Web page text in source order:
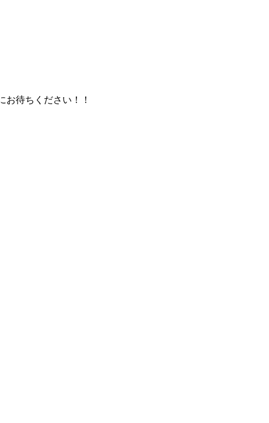
待ちください！！